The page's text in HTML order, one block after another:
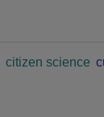
citizen science